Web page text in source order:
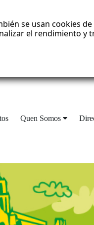
se usan cookies
el rendimiento y
Quen Somos